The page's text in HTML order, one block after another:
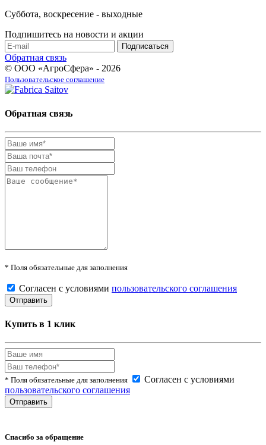
Суббота, воскресение - выходные
Подпишитесь на новости и акции
Обратная связь
© ООО «АгроСфера» - 2026
Пользовательское соглашение
Обратная связь
* Поля обязательные для заполнения
Согласен с условиями пользовательского соглашения
Купить в 1 клик
* Поля обязательные для заполнения
Согласен с условиями
пользовательского соглашения
Спасибо за обращение